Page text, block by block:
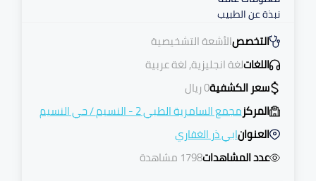
نبذة عن الطبيب
التخصصالأشعة التشخيصية
اللغاتلغة انجليزية, لغة عربية
سعر الكشفية0ريال
المركزمجمع السامرية الطبي 2 - النسيم /حي النسيم
العنوانابي ذر الغفاري
عدد المشاهدات1798 مشاهدة